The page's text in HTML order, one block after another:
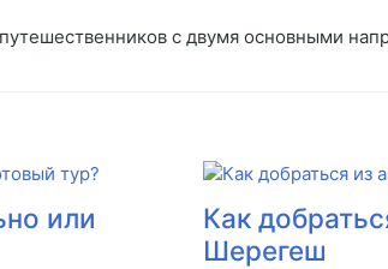
с двумя основными
или
Как
Шерегеш